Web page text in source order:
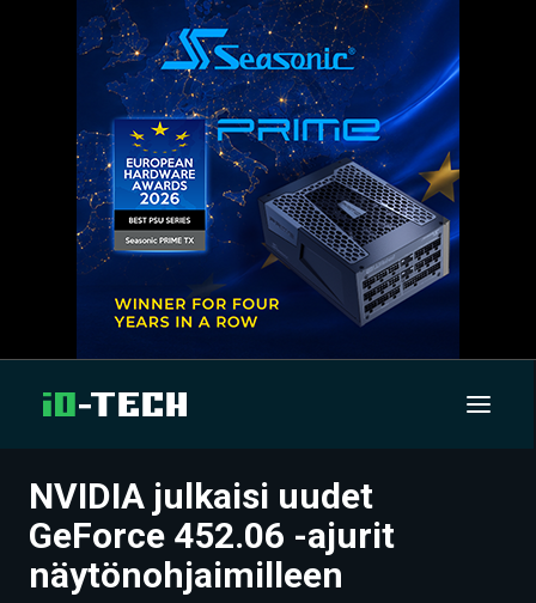
UUTISET
ARTIKKELIT
NVIDIA julkaisi uudet
GeForce 452.06 -ajurit
näytönohjaimilleen